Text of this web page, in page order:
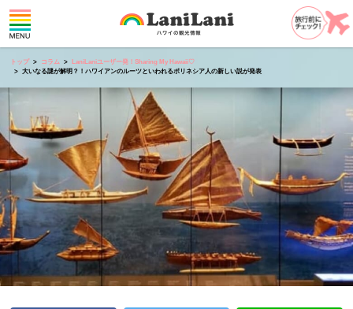
トップ コラム
LaniLaniユーザー発！Sharing My Hawaii♡
大いなる謎が解明？！ハワイアンのルーツといわれるポリネシア人の新しい説が発表